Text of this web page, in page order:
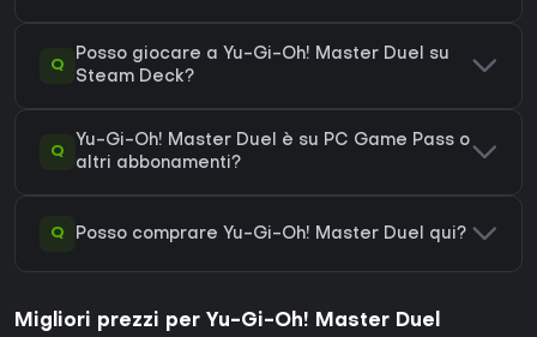
Q
Posso giocare a Yu-Gi-Oh! Master Duel su
Steam Deck?
Q
Yu-Gi-Oh! Master Duel è su PC Game Pass o
altri abbonamenti?
Q Posso comprare Yu-Gi-Oh! Master Duel qui?
Migliori prezzi per Yu-Gi-Oh! Master Duel